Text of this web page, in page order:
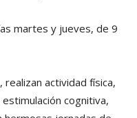
martes y jueves, de 9
actividad física,
cognitiva,